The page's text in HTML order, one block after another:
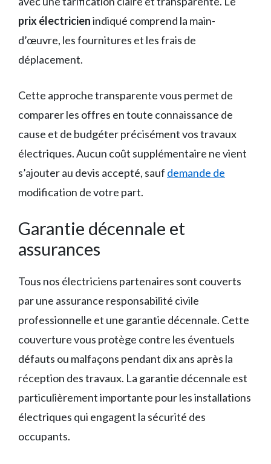
prix électricienindiqué comprend la main-
d’œuvre, les fournitures et les frais de
déplacement.
Cette approche transparente vous permet de
comparer les offres en toute connaissance de
cause et de budgéter précisément vos travaux
électriques. Aucun coût supplémentaire ne vient
s’ajouter au devis accepté, sauf demande de
modification de votre part.
Garantie décennale et
assurances
Tous nos électriciens partenaires sont couverts
par une assurance responsabilité civile
professionnelle et une garantie décennale. Cette
couverture vous protège contre les éventuels
défauts ou malfaçons pendant dix ans après la
réception des travaux. La garantie décennale est
particulièrement importante pour les installations
électriques qui engagent la sécurité des
occupants.